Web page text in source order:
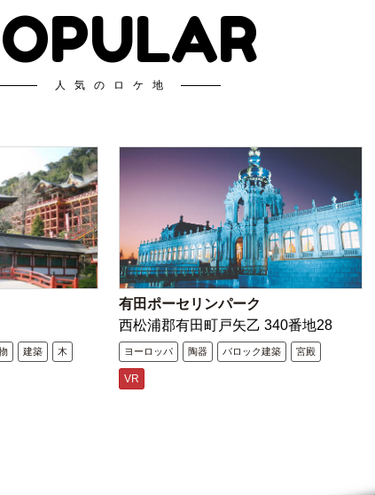
人気のロケ地
建築 木
有田ポーセリンパーク
西松浦郡有田町戸矢乙 340番地28
ヨーロッパ 陶器 バロック建築 宮殿
VR